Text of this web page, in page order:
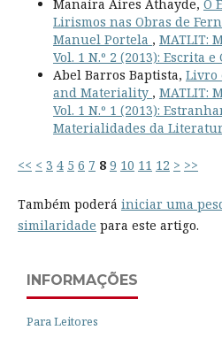
Manaíra Aires Athayde, O
Lirismos nas Obras de
Manuel Portela , MATLIT:
Vol. 1 N.º 2 (2013): Escrita e
Abel Barros Baptista, Livro
and Materiality , MATLIT:
Vol. 1 N.º 1 (2013):
Materialidades da
<< < 3 4 5 6 7 8 9 10 11 12 > >>
Também poderá iniciar uma
similaridade para este artigo.
INFORMAÇÕES
Para Leitores